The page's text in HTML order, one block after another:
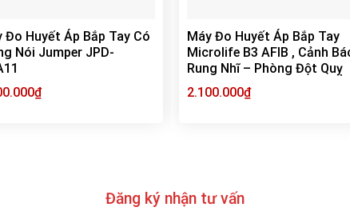
Đo Huyết Áp Bắp Tay Có
Nói Jumper JPD-
₫
Máy Đo Huyết Áp Bắp Tay
Microlife B3 AFIB , Cảnh
Rung Nhĩ – Phòng Đột Quỵ
2.100.000₫
Đăng ký nhận tư vấn